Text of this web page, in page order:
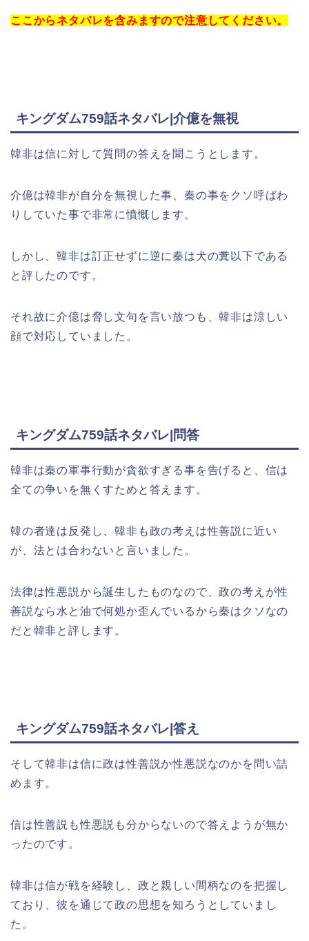
ここからネタバレを含みますので注意してください。
キングダム759話ネタバレ|介億を無視
韓非は信に対して質問の答えを聞こうとします。
介億は韓非が自分を無視した事、秦の事をクソ呼ばわ
りしていた事で非常に憤慨します。
しかし、韓非は訂正せずに逆に秦は犬の糞以下である
と評したのです。
それ故に介億は脅し文句を言い放つも、韓非は涼しい
顔で対応していました。
キングダム759話ネタバレ|問答
韓非は秦の軍事行動が貪欲すぎる事を告げると、信は
全ての争いを無くすためと答えます。
韓の者達は反発し、韓非も政の考えは性善説に近い
が、法とは合わないと言いました。
法律は性悪説から誕生したものなので、政の考えが性
善説なら水と油で何処か歪んでいるから秦はクソなの
だと韓非と評します。
キングダム759話ネタバレ|答え
そして韓非は信に政は性善説か性悪説なのかを問い詰
めます。
信は性善説も性悪説も分からないので答えようが無か
ったのです。
韓非は信が戦を経験し、政と親しい間柄なのを把握し
ており、彼を通じて政の思想を知ろうとしていまし
た。